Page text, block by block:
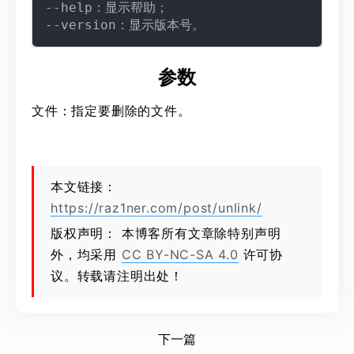
--help：显示帮助；
参数
文件：指定要删除的文件。
本文链接：
https://raz1ner.com/post/unlink/
版权声明： 本博客所有文章除特别声明
外，均采用 CC BY-NC-SA 4.0 许可协
议。转载请注明出处！
下一篇